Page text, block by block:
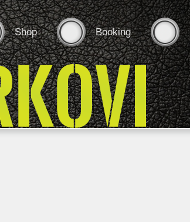
Shop Booking